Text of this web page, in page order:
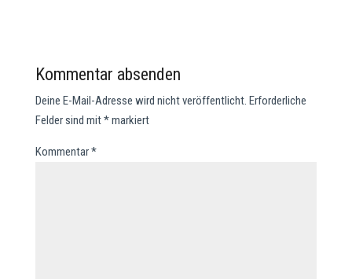
Kommentar absenden
Deine E-Mail-Adresse wird nicht veröffentlicht. Erforderliche
Felder sind mit*markiert
Kommentar*